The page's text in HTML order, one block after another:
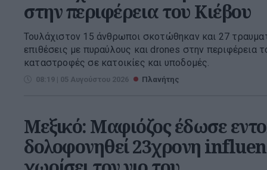
στην περιφέρεια του Κιέβου
Τουλάχιστον 15 άνθρωποι σκοτώθηκαν και 27
επιθέσεις με πυραύλους και drones στην περιφέρεια
καταστροφές σε κατοικίες και υποδομές.
08:19 | 05 Αυγούστου 2026 Πλανήτης
Μεξικό: Μαφιόζος έδωσε
δολοφονηθεί 23χρονη